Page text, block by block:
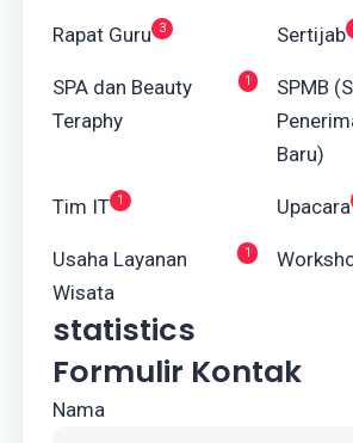
Rapat Guru 3 Sertijab
SPA dan Beauty
Teraphy
1
SPMB
Baru)
Tim IT 1 Upacara
Usaha Layanan
Wisata
1
statistics
Formulir Kontak
Nama